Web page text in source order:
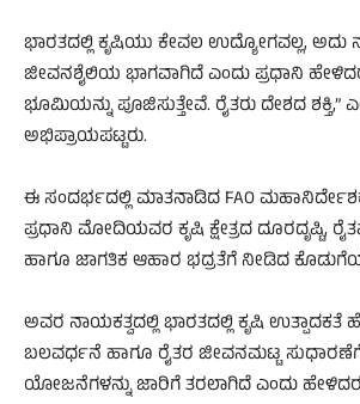
ಭಾರತದಲ್ಲಿ ಕೃಷಿಯು ಕೇವಲ ಉದ್ಯೋಗವಲ್ಲ, ಅದು
ಜೀವನಶೈಲಿಯ ಭಾಗವಾಗಿದೆ ಎಂದು ಪ್ರಧಾನಿ
ಭೂಮಿಯನ್ನು ಪೂಜಿಸುತ್ತೇವೆ. ರೈತರು ದೇಶದ ಶಕ್ತಿ,”
ಅಭಿಪ್ರಾಯಪಟ್ಟರು.
ಈ ಸಂದರ್ಭದಲ್ಲಿ ಮಾತನಾಡಿದ FAO ಮಹಾನಿರ್ದೇಶಕ
ಪ್ರಧಾನಿ ಮೋದಿಯವರ ಕೃಷಿ ಕ್ಷೇತ್ರದ ದೂರದೃಷ್ಟಿ,
ಹಾಗೂ ಜಾಗತಿಕ ಆಹಾರ ಭದ್ರತೆಗೆ ನೀಡಿದ
ಅವರ ನಾಯಕತ್ವದಲ್ಲಿ ಭಾರತದಲ್ಲಿ ಕೃಷಿ ಉತ್ಪಾದಕತೆ
ಬಲವರ್ಧನೆ ಹಾಗೂ ರೈತರ ಜೀವನಮಟ್ಟ
ಯೋಜನೆಗಳನ್ನು ಜಾರಿಗೆ ತರಲಾಗಿದೆ ಎಂದು